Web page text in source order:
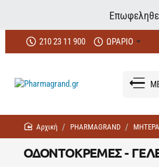
210 23 11 900 ΩΡΑΡΙΟ
ΟΔΟΝΤΟΚΡΕΜΕΣ -
homePHARMAGRAND ΜΗΤΕΡΑ